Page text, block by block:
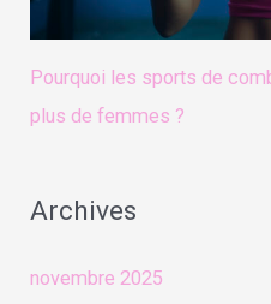
Pourquoi les sports de
plus de femmes ?
Archives
novembre 2025